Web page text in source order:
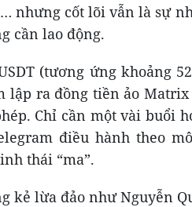
nhưng cốt lõi vẫn là sự
cần lao động.
(tương ứng khoảng
ra đồng tiền ảo Matrix
Chỉ cần một vài buổi
điều hành theo
thái “ma”.
kẻ lừa đảo như Nguyễn